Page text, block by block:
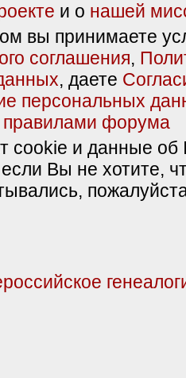
и о нашей
вы принимаете
соглашения,
, даете
персональных
правилами форума
cookie и данные об
Вы не хотите,